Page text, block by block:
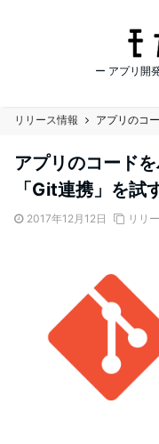
ー アプリ開
リリース情報
アプリのコード
「Git連携」を試
2017年12月12日 リリ